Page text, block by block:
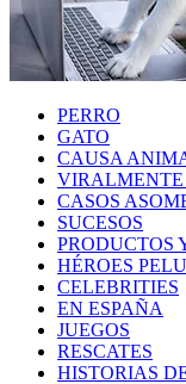
PERRO
GATO
CAUSA
VIRALMENTE
CASOS
SUCESOS
PRODUCTOS
HÉROES
CELEBRITIES
EN ESPAÑA
JUEGOS
RESCATES
HISTORIAS